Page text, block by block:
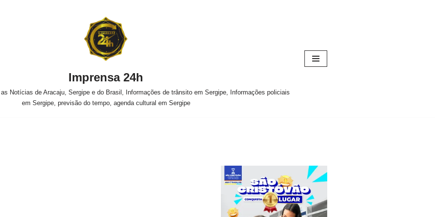
Imprensa 24h
Notícias de Aracaju, Sergipe e do Brasil, Informações de trânsito em Sergipe, Informações policiais
em Sergipe, previsão do tempo, agenda cultural em Sergipe